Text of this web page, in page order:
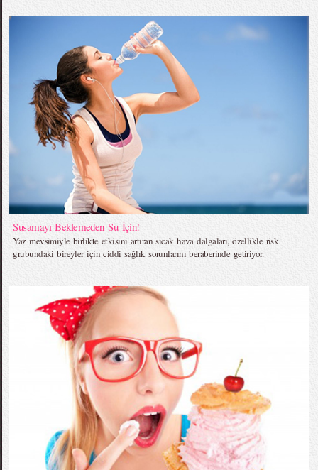
Susamayı Beklemeden Su İçin!
Yaz mevsimiyle birlikte etkisini artıran sıcak hava dalgaları, özellikle risk
grubundaki bireyler için ciddi sağlık sorunlarını beraberinde getiriyor.